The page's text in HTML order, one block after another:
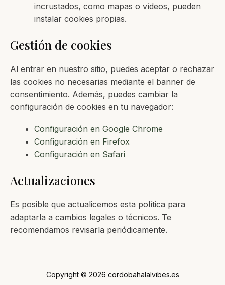
incrustados, como mapas o vídeos, pueden
instalar cookies propias.
Gestión de cookies
Al entrar en nuestro sitio, puedes aceptar o rechazar
las cookies no necesarias mediante el banner de
consentimiento. Además, puedes cambiar la
configuración de cookies en tu navegador:
Configuración en Google Chrome
Configuración en Firefox
Configuración en Safari
Actualizaciones
Es posible que actualicemos esta política para
adaptarla a cambios legales o técnicos. Te
recomendamos revisarla periódicamente.
Copyright © 2026 cordobahalalvibes.es